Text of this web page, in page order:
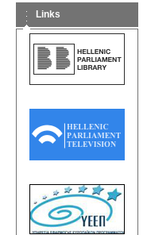
Links